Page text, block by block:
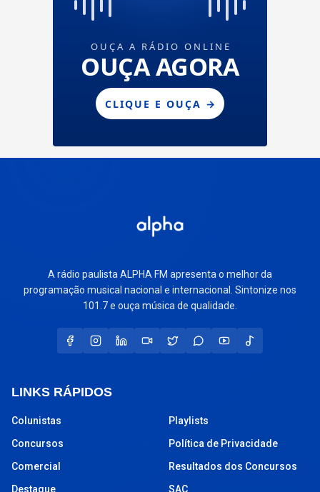
A rádio paulista ALPHA FM apresenta o melhor da
programação musical nacional e internacional. Sintonize nos
101.7 e ouça música de qualidade.
LINKS RÁPIDOS
Colunistas
Concursos
Comercial
Destaque
Playlists
Política de Privacidade
Resultados dos Concursos
SAC